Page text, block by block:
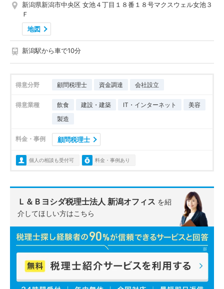
新潟県新潟市中央区 女池４丁目１８番１８号マクスウェル女池３
Ｆ
地図
新潟駅から車で10分
得意分野 顧問税理士 資金調達 会社設立
得意業種 飲食 建設・建築 IT・インターネット
美容
製造
料金・事例 顧問税理士
個人の相談も受付可 料金・事例あり
Ｌ＆Ｂヨシダ税理士法人 新潟オフィス を紹
介してほしい方はこちら